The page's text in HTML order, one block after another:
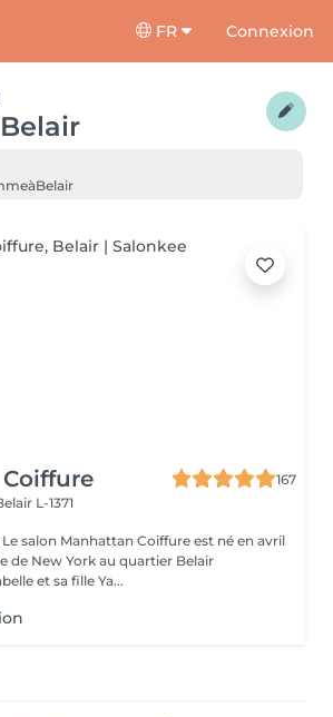
FR Connexion
Belair
àBelair
167
L-1371
Le salon Manhattan Coiffure est né en avril
de New York au quartier Belair
et sa fille Ya...